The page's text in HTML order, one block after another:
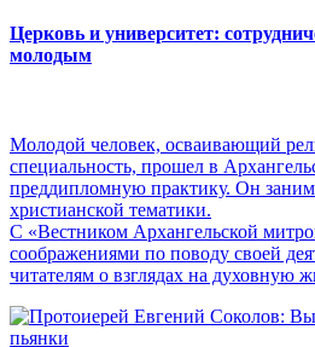
Церковь и университет:
молодым
Молодой человек, осваивающий
специальность, прошел в
преддипломную практику. Он
христианской тематики.
С «Вестником Архангельской
соображениями по поводу своей
читателям о взглядах на духовную